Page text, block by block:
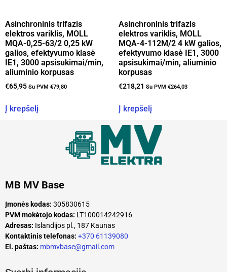
Asinchroninis trifazis
elektros variklis, MOLL
MQA-0,25-63/2 0,25 kW
galios, efektyvumo klasė
IE1, 3000 apsisukimai/min,
aliuminio korpusas
€65,95 Su PVM €79,80
Į krepšelį
Asinchroninis trifazis
elektros variklis, MOLL
MQA-4-112M/2 4 kW galios,
efektyvumo klasė IE1, 3000
apsisukimai/min, aliuminio
korpusas
€218,21 Su PVM €264,03
Į krepšelį
MB MV Base
Įmonės kodas: 305830615
PVM mokėtojo kodas: LT100014242916
Adresas: Islandijos pl., 187 Kaunas
Kontaktinis telefonas: +370 61139080
El. paštas: mbmvbase@gmail.com